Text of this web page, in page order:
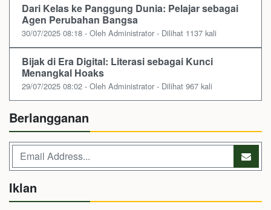
Dari Kelas ke Panggung Dunia: Pelajar sebagai
Agen Perubahan Bangsa
30/07/2025 08:18 - Oleh Administrator - Dilihat 1137 kali
Bijak di Era Digital: Literasi sebagai Kunci
Menangkal Hoaks
29/07/2025 08:02 - Oleh Administrator - Dilihat 967 kali
Berlangganan
Iklan